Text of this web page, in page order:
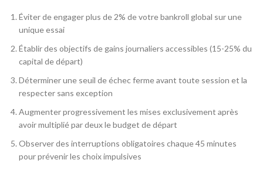
Éviter de engager plus de 2% de votre bankroll global sur une
unique essai
Établir des objectifs de gains journaliers accessibles (15-25% du
capital de départ)
Déterminer une seuil de échec ferme avant toute session et la
respecter sans exception
Augmenter progressivement les mises exclusivement après
avoir multiplié par deux le budget de départ
Observer des interruptions obligatoires chaque 45 minutes
pour prévenir les choix impulsives